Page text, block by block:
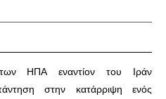
ΗΠΑ εναντίον του Ιράν
στην κατάρριψη ενός